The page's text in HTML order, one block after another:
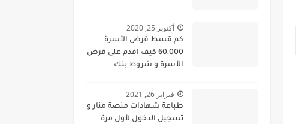
أكتوبر 25, 2020
كم قسط قرض الأسرة
60,000 كيف اقدم على قرض
الأسرة و شروط بنك
فبراير 26, 2021
طباعة شهادات منصة منار و
تسجيل الدخول لأول مرة